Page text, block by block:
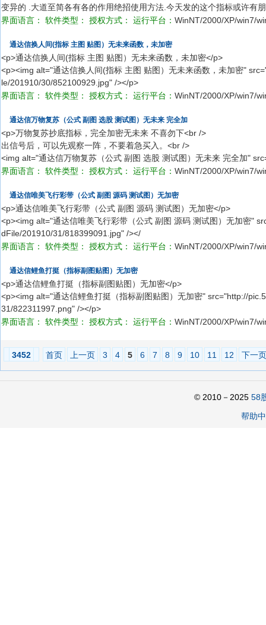
变异的 .大道至简各有各的作用绝招使用方法.今天发的这个指标或许有
界面语言：
软件类型： 授权方式： 运行平台： WinNT/2000/XP/win7/
通达信换人间(指标 主图 贴图）无未来函数，未加密
<p>通达信换人间(指标 主图 贴图）无未来函数，未加密</p>
<p><img alt="通达信换人间(指标 主图 贴图）无未来函数，未加密"
le/201910/30/852100929.jpg" /></p>
界面语言：
软件类型： 授权方式： 运行平台： WinNT/2000/XP/win7/
通达信万物复苏（公式 副图 选股 测试图）无未来 完全加
<p>万物复苏抄底指标，完全加密无未来 不喜勿下<br />
出信号后，可以先观察一阵，不要着急买入。<br />
<img alt="通达信万物复苏（公式 副图 选股 测试图）无未来 完全加"
界面语言：
软件类型： 授权方式： 运行平台： WinNT/2000/XP/win7/
通达信唯美飞行彩带（公式 副图 源码 测试图）无加密
<p>通达信唯美飞行彩带（公式 副图 源码 测试图）无加密</p>
<p><img alt="通达信唯美飞行彩带（公式 副图 源码 测试图）无加密"
dFile/201910/31/818399091.jpg" /></
界面语言：
软件类型： 授权方式： 运行平台： WinNT/2000/XP/win7/
通达信鲤鱼打挺（指标副图贴图）无加密
<p>通达信鲤鱼打挺（指标副图贴图）无加密</p>
<p><img alt="通达信鲤鱼打挺（指标副图贴图）无加密" src="http://
31/822311997.png" /></p>
界面语言：
软件类型： 授权方式： 运行平台： WinNT/2000/XP/win7/
3452 首页 上一页 3 4 5 6 7 8 9 10 11 12 下一页
© 2010－2025 58
帮助